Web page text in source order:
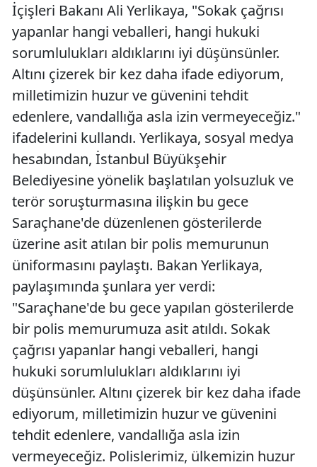
İçişleri Bakanı Ali Yerlikaya, "Sokak çağrısı
yapanlar hangi veballeri, hangi hukuki
sorumlulukları aldıklarını iyi düşünsünler.
Altını çizerek bir kez daha ifade ediyorum,
milletimizin huzur ve güvenini tehdit
edenlere, vandallığa asla izin vermeyeceğiz."
ifadelerini kullandı. Yerlikaya, sosyal medya
hesabından, İstanbul Büyükşehir
Belediyesine yönelik başlatılan yolsuzluk ve
terör soruşturmasına ilişkin bu gece
Saraçhane'de düzenlenen gösterilerde
üzerine asit atılan bir polis memurunun
üniformasını paylaştı. Bakan Yerlikaya,
paylaşımında şunlara yer verdi:
"Saraçhane'de bu gece yapılan gösterilerde
bir polis memurumuza asit atıldı. Sokak
çağrısı yapanlar hangi veballeri, hangi
hukuki sorumlulukları aldıklarını iyi
düşünsünler. Altını çizerek bir kez daha ifade
ediyorum, milletimizin huzur ve güvenini
tehdit edenlere, vandallığa asla izin
vermeyeceğiz. Polislerimiz, ülkemizin huzur